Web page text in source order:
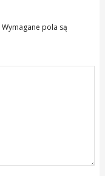
Wymagane pola są